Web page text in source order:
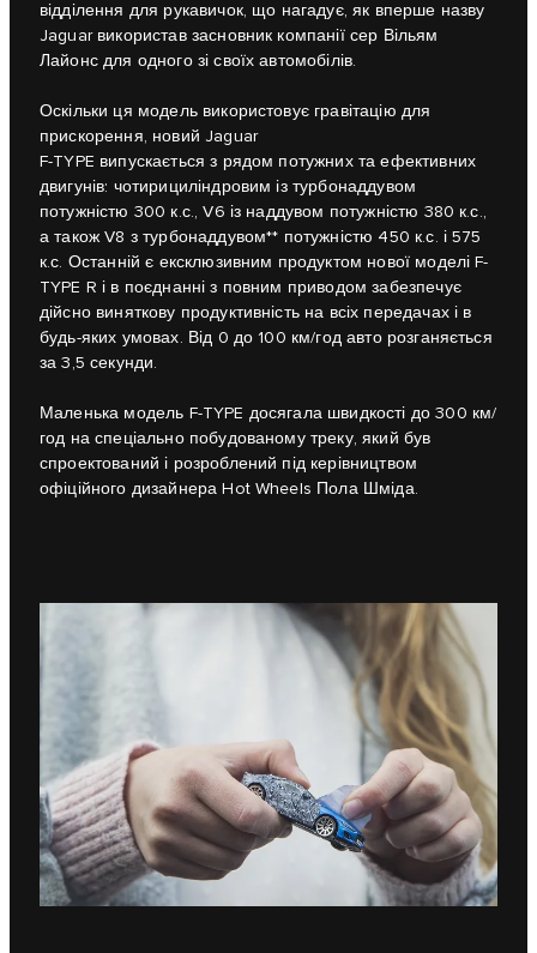
відділення для рукавичок, що нагадує, як вперше назву
Jaguar використав засновник компанії сер Вільям
Лайонс для одного зі своїх автомобілів.
Оскільки ця модель використовує гравітацію для
прискорення, новий Jaguar
F-TYPE випускається з рядом потужних та ефективних
двигунів: чотирициліндровим із турбонаддувом
потужністю 300 к.с., V6 із наддувом потужністю 380 к.с.,
а також V8 з турбонаддувом** потужністю 450 к.с. і 575
к.с. Останній є ексклюзивним продуктом нової моделі F-
TYPE R і в поєднанні з повним приводом забезпечує
дійсно виняткову продуктивність на всіх передачах і в
будь-яких умовах. Від 0 до 100 км/год авто розганяється
за 3,5 секунди.
Маленька модель F-TYPE досягала швидкості до 300 км/
год на спеціально побудованому треку, який був
спроектований і розроблений під керівництвом
офіційного дизайнера Hot Wheels Пола Шміда.